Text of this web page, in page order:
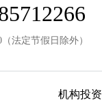
法定节假日除外）
机构投资